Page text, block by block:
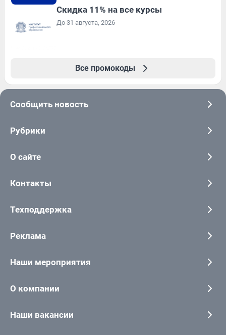
Скидка 11% на все курсы
До 31 августа, 2026
Все промокоды
Сообщить новость
Рубрики
О сайте
Контакты
Техподдержка
Реклама
Наши мероприятия
О компании
Наши вакансии